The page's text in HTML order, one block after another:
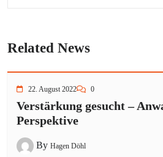
Related News
22. August 2022 0
Verstärkung gesucht –
Perspektive
By Hagen Döhl